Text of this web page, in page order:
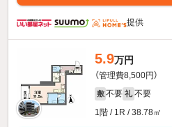
提供
5.9万円
（管理費8,500円）
敷 不要 礼 不要
1階 / 1R / 38.78㎡